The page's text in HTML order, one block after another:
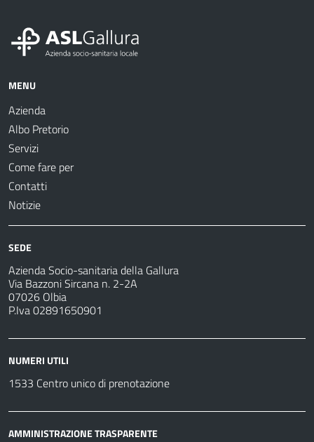
MENU
Azienda
Albo Pretorio
Servizi
Come fare per
Contatti
Notizie
SEDE
Azienda Socio-sanitaria della Gallura
Via Bazzoni Sircana n. 2-2A
07026 Olbia
P.Iva 02891650901
NUMERI UTILI
1533 Centro unico di prenotazione
AMMINISTRAZIONE TRASPARENTE